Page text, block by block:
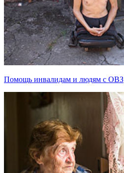
Помощь инвалидам и людям с ОВЗ